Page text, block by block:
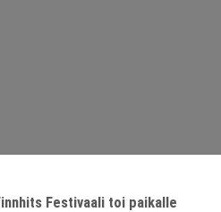
Festivaali toi paikalle